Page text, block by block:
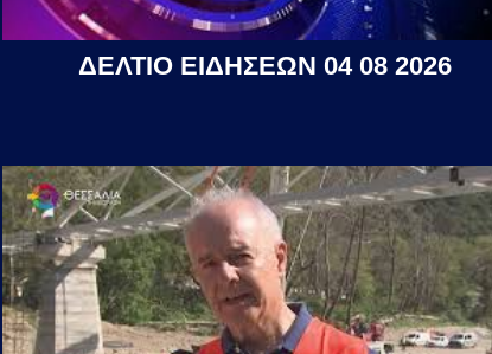
ΔΕΛΤΙΟ ΕΙΔΗΣΕΩΝ 04 08 2026